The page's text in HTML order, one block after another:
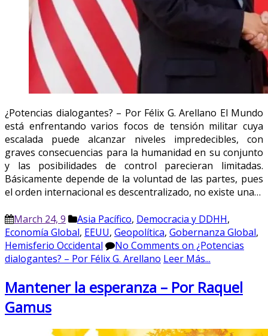
¿Potencias dialogantes? – Por Félix G. Arellano El Mundo
está enfrentando varios focos de tensión militar cuya
escalada puede alcanzar niveles impredecibles, con
graves consecuencias para la humanidad en su conjunto
y las posibilidades de control parecieran limitadas.
Básicamente depende de la voluntad de las partes, pues
el orden internacional es descentralizado, no existe una…
March 24, 9 Asia Pacífico, Democracia y DDHH,
Economía Global, EEUU, Geopolítica, Gobernanza Global,
Hemisferio Occidental
No Comments on ¿Potencias
dialogantes? – Por Félix G. Arellano Leer Más...
Mantener la esperanza – Por Raquel
Gamus